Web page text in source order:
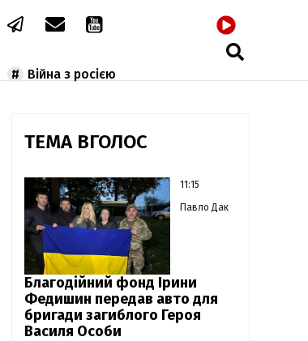
Війна з росією
ТЕМА ВГОЛОС
11:15
Павло Дак
Благодійний фонд Ірини
Федишин передав авто для
бригади загиблого Героя
Василя Особи